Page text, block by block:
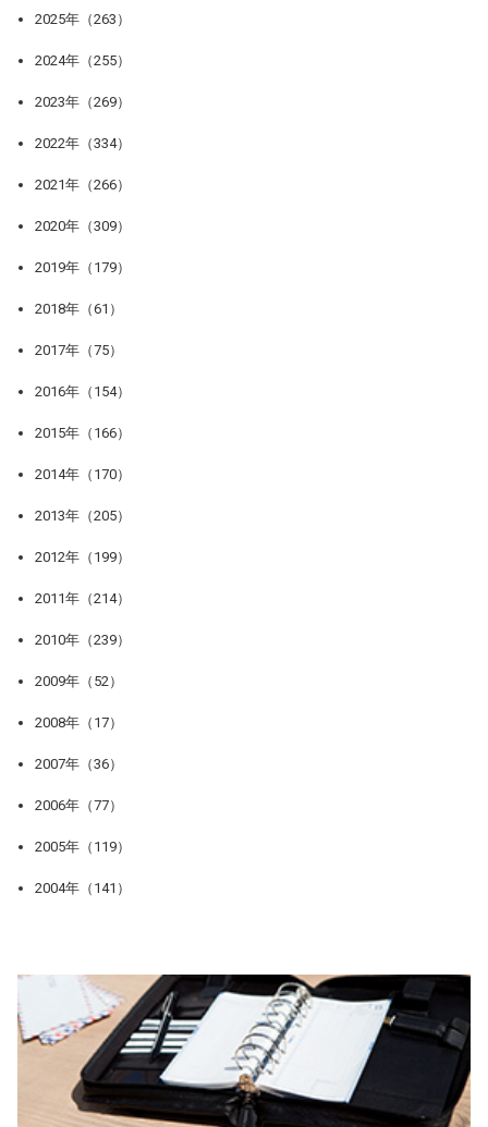
2025年（263）
2024年（255）
2023年（269）
2022年（334）
2021年（266）
2020年（309）
2019年（179）
2018年（61）
2017年（75）
2016年（154）
2015年（166）
2014年（170）
2013年（205）
2012年（199）
2011年（214）
2010年（239）
2009年（52）
2008年（17）
2007年（36）
2006年（77）
2005年（119）
2004年（141）